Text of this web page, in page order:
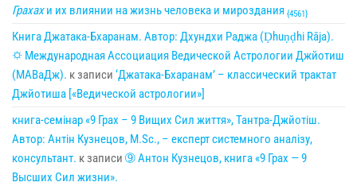
Грахахи их влиянии на жизнь человека и мироздания {4561}
Книга Джатака-Бхаранам. Автор: Дхундхи Раджа (Ḍhuṇḍhi Rāja).
🌣 Международная Ассоциация Ведической Астрологии Джйотиш
(МАВаДж). к записи ‘Джатака-Бхаранам’ – классический трактат
Джйотиша [«Ведической астрологии»]
книга-семінар «9 Грах – 9 Вищих Сил життя», Тантра-Джйотіш.
Автор: Антін Кузнецов, M.Sc., – експерт системного аналізу,
консультант. к записи ➈ Антон Кузнецов, книга «9 Грах — 9
Высших Сил жизни».